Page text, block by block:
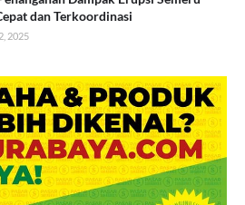
dan Terkoordinasi
2025